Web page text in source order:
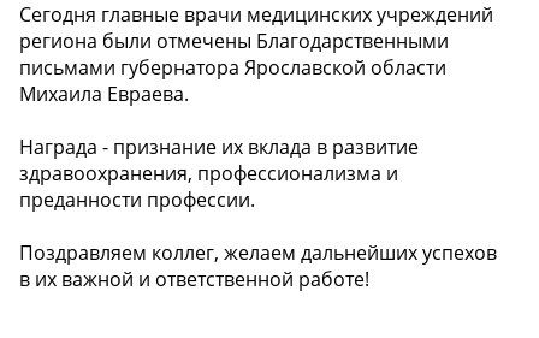
Сегодня главные врачи медицинских учреждений
региона были отмечены Благодарственными
письмами губернатора Ярославской области
Михаила Евраева.
Награда - признание их вклада в развитие
здравоохранения, профессионализма и
преданности профессии.
Поздравляем коллег, желаем дальнейших успехов
в их важной и ответственной работе!